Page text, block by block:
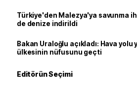
Türkiye'den Malezya'ya savunma
de denize indirildi
Bakan Uraloğlu açıkladı: Hava yolu
ülkesinin nüfusunu geçti
Editörün Seçimi